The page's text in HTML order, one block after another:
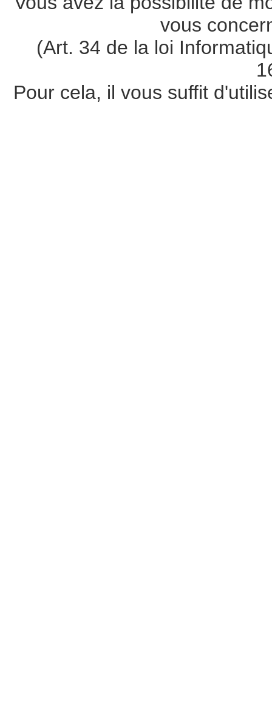
vous
(Art. 34 de la loi
Pour cela, il vous suffit